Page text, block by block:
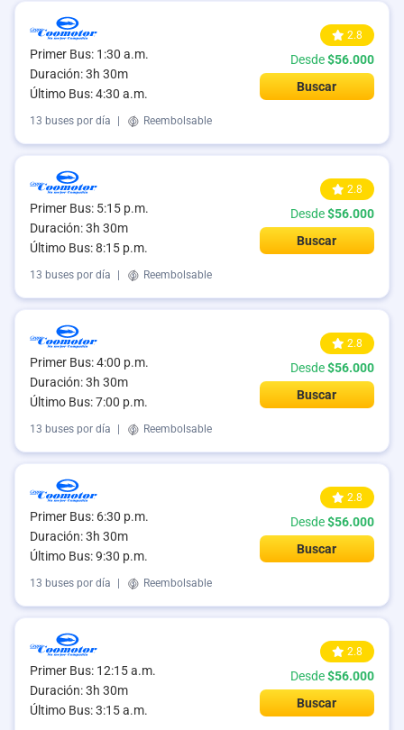
Primer Bus: 1:30 a.m.
Duración: 3h 30m
Último Bus: 4:30 a.m.
2.8
Desde$56.000
Buscar
13 buses por día Reembolsable
Primer Bus: 5:15 p.m.
Duración: 3h 30m
Último Bus: 8:15 p.m.
2.8
Desde$56.000
Buscar
13 buses por día Reembolsable
Primer Bus: 4:00 p.m.
Duración: 3h 30m
Último Bus: 7:00 p.m.
2.8
Desde$56.000
Buscar
13 buses por día Reembolsable
Primer Bus: 6:30 p.m.
Duración: 3h 30m
Último Bus: 9:30 p.m.
2.8
Desde$56.000
Buscar
13 buses por día Reembolsable
Primer Bus: 12:15 a.m.
Duración: 3h 30m
Último Bus: 3:15 a.m.
2.8
Desde$56.000
Buscar